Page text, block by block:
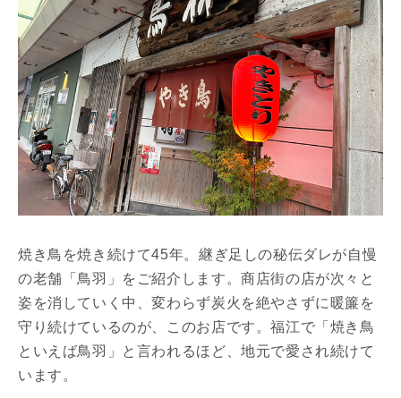
焼き鳥を焼き続けて45年。継ぎ足しの秘伝ダレが自慢
の老舗「鳥羽」をご紹介します。商店街の店が次々と
姿を消していく中、変わらず炭火を絶やさずに暖簾を
守り続けているのが、このお店です。福江で「焼き鳥
といえば鳥羽」と言われるほど、地元で愛され続けて
います。